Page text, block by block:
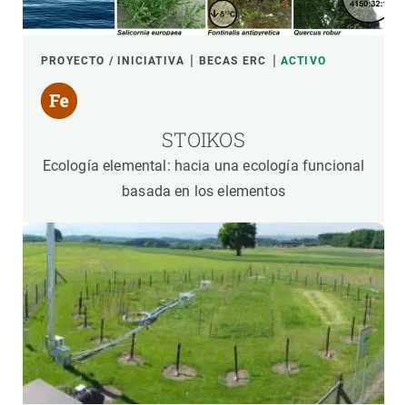
PROYECTO / INICIATIVA BECAS ERC ACTIVO
STOIKOS
Ecología elemental: hacia una ecología funcional
basada en los elementos